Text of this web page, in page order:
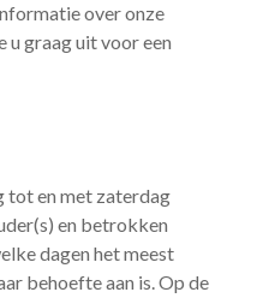
over onze
u graag uit voor een
tot en met zaterdag
en betrokken
dagen het meest
behoefte aan is. Op de